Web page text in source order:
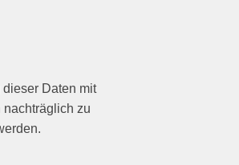
Daten mit
zu